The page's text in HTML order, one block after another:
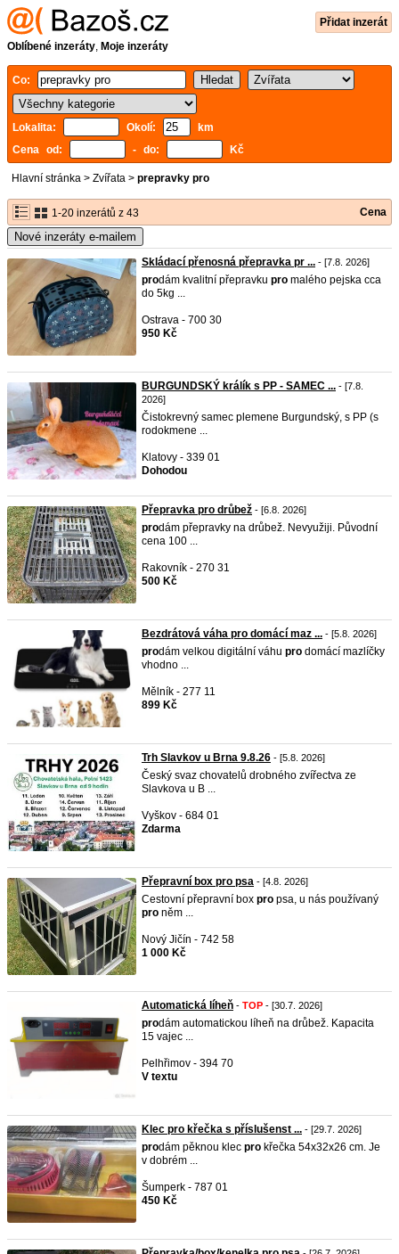
Přidat inzerát
Oblíbené inzeráty, Moje inzeráty
Co:
Lokalita: Okolí:
km
Cena od:
- do: Kč
Hlavní stránka > Zvířata > prepravky pro
1-20 inzerátů z 43 Cena
Nové inzeráty e-mailem
Skládací přenosná přepravka pr ... - [7.8. 2026]
prodám kvalitní přepravku pro malého pejska cca
do 5kg ...
Ostrava - 700 30
950 Kč
BURGUNDSKÝ králík s PP - SAMEC ... - [7.8.
2026]
Čistokrevný samec plemene Burgundský, s PP (s
rodokmene ...
Klatovy - 339 01
Dohodou
Přepravka pro drůbež - [6.8. 2026]
prodám přepravky na drůbež. Nevyužiji. Původní
cena 100 ...
Rakovník - 270 31
500 Kč
Bezdrátová váha pro domácí maz ... - [5.8. 2026]
prodám velkou digitální váhu pro domácí mazlíčky
vhodno ...
Mělník - 277 11
899 Kč
Trh Slavkov u Brna 9.8.26 - [5.8. 2026]
Český svaz chovatelů drobného zvířectva ze
Slavkova u B ...
Vyškov - 684 01
Zdarma
Přepravní box pro psa - [4.8. 2026]
Cestovní přepravní box pro psa, u nás používaný
pro něm ...
Nový Jičín - 742 58
1 000 Kč
Automatická líheň - TOP - [30.7. 2026]
prodám automatickou líheň na drůbež. Kapacita
15 vajec ...
Pelhřimov - 394 70
V textu
Klec pro křečka s příslušenst ... - [29.7. 2026]
prodám pěknou klec pro křečka 54x32x26 cm. Je
v dobrém ...
Šumperk - 787 01
450 Kč